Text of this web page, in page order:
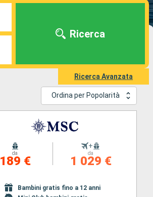
Ricerca
Ricerca Avanzata
Ordina per Popolarità
da
189 €
+
da
1 029 €
Bambini gratis fino a 12 anni